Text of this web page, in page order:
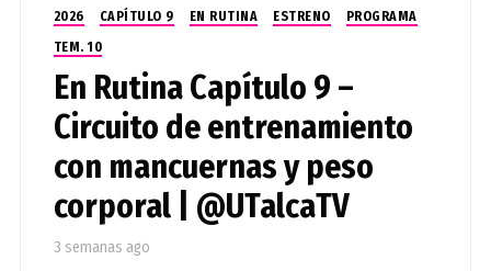
2026 CAPÍTULO 9 EN RUTINA ESTRENO
PROGRAMA
TEM. 10
En Rutina Capítulo 9 –
Circuito de entrenamiento
con mancuernas y peso
corporal | @UTalcaTV
3 semanas ago